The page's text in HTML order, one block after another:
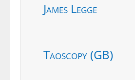
James Legge
Taoscopy (GB)